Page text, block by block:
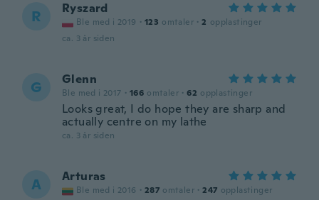
R Ryszard
Ble med i 2019 · 123 omtaler · 2 opplastinger
ca. 3 år siden
G Glenn
Ble med i 2017 · 166 omtaler · 62 opplastinger
Looks great, I do hope they are sharp and
actually centre on my lathe
ca. 3 år siden
A Arturas
Ble med i 2016 · 287 omtaler · 247 opplastinger